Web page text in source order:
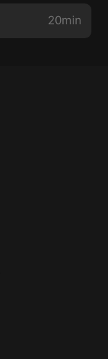
20min